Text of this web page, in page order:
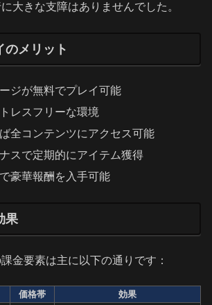
大きな支障はありませんでした。
のメリット
ジが無料でプレイ可能
レスフリーな環境
全コンテンツにアクセス可能
スで定期的にアイテム獲得
豪華報酬を入手可能
果
金要素は主に以下の通りです：
価格帯
効果